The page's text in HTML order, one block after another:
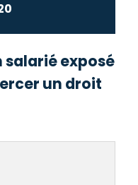
exposé
un droit